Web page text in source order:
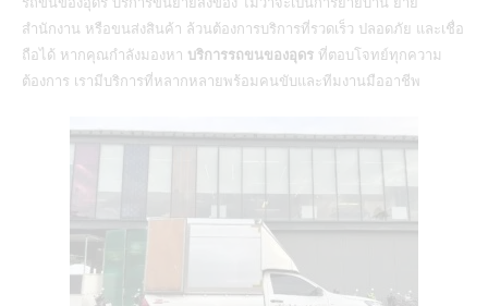
สำนักงาน หรือขนส่งสินค้า ล้วนต้องการบริการที่รวดเร็ว ปลอดภัย และเชื่อ
ถือได้ หากคุณกำลังมองหา บริการรถขนของอุดร ที่ตอบโจทย์ทุกความ
ต้องการ เรามีบริการที่หลากหลายพร้อมคนขับและทีมงานมืออาชีพ